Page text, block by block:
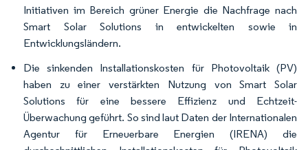
Initiativen im Bereich grüner Energie die Nachfrage nach
Smart Solar Solutions in entwickelten sowie in
Entwicklungsländern.
Die sinkenden Installationskosten für Photovoltaik (PV)
haben zu einer verstärkten Nutzung von Smart Solar
Solutions für eine bessere Effizienz und Echtzeit-
Überwachung geführt. So sind laut Daten der Internationalen
Agentur für Erneuerbare Energien (IRENA) die